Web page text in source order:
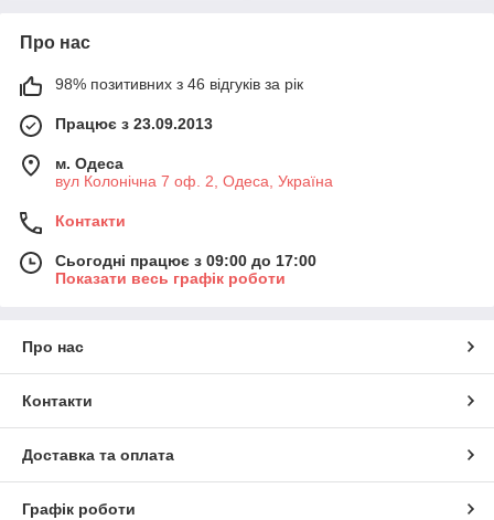
Про нас
98% позитивних з 46 відгуків за рік
Працює з 23.09.2013
м. Одеса
вул Колонічна 7 оф. 2, Одеса, Україна
Контакти
Сьогодні працює з 09:00 до 17:00
Показати весь графік роботи
Про нас
Контакти
Доставка та оплата
Графік роботи